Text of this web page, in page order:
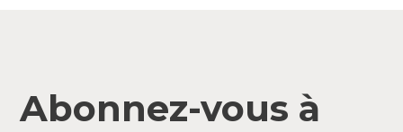
Abonnez-vous à